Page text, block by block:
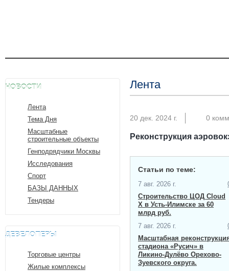
НОВОСТИ
Лента
Тема Дня
Масштабные
строительные объекты
Генподрядчики Москвы
Исследования
Спорт
БАЗЫ ДАННЫХ
Тендеры
ДЕВЕЛОПЕРЫ
Торговые центры
Жилые комплексы
Лента
20 дек. 2024 г. 0
Реконструкция
Статьи по теме:
7 авг. 2026 г.
Строительство ЦОД Cloud
X в Усть-Илимске за 60
млрд руб.
7 авг. 2026 г.
Масштабная
стадиона «Русич» в
Ликино-Дулёво Орехово-
Зуевского округа.